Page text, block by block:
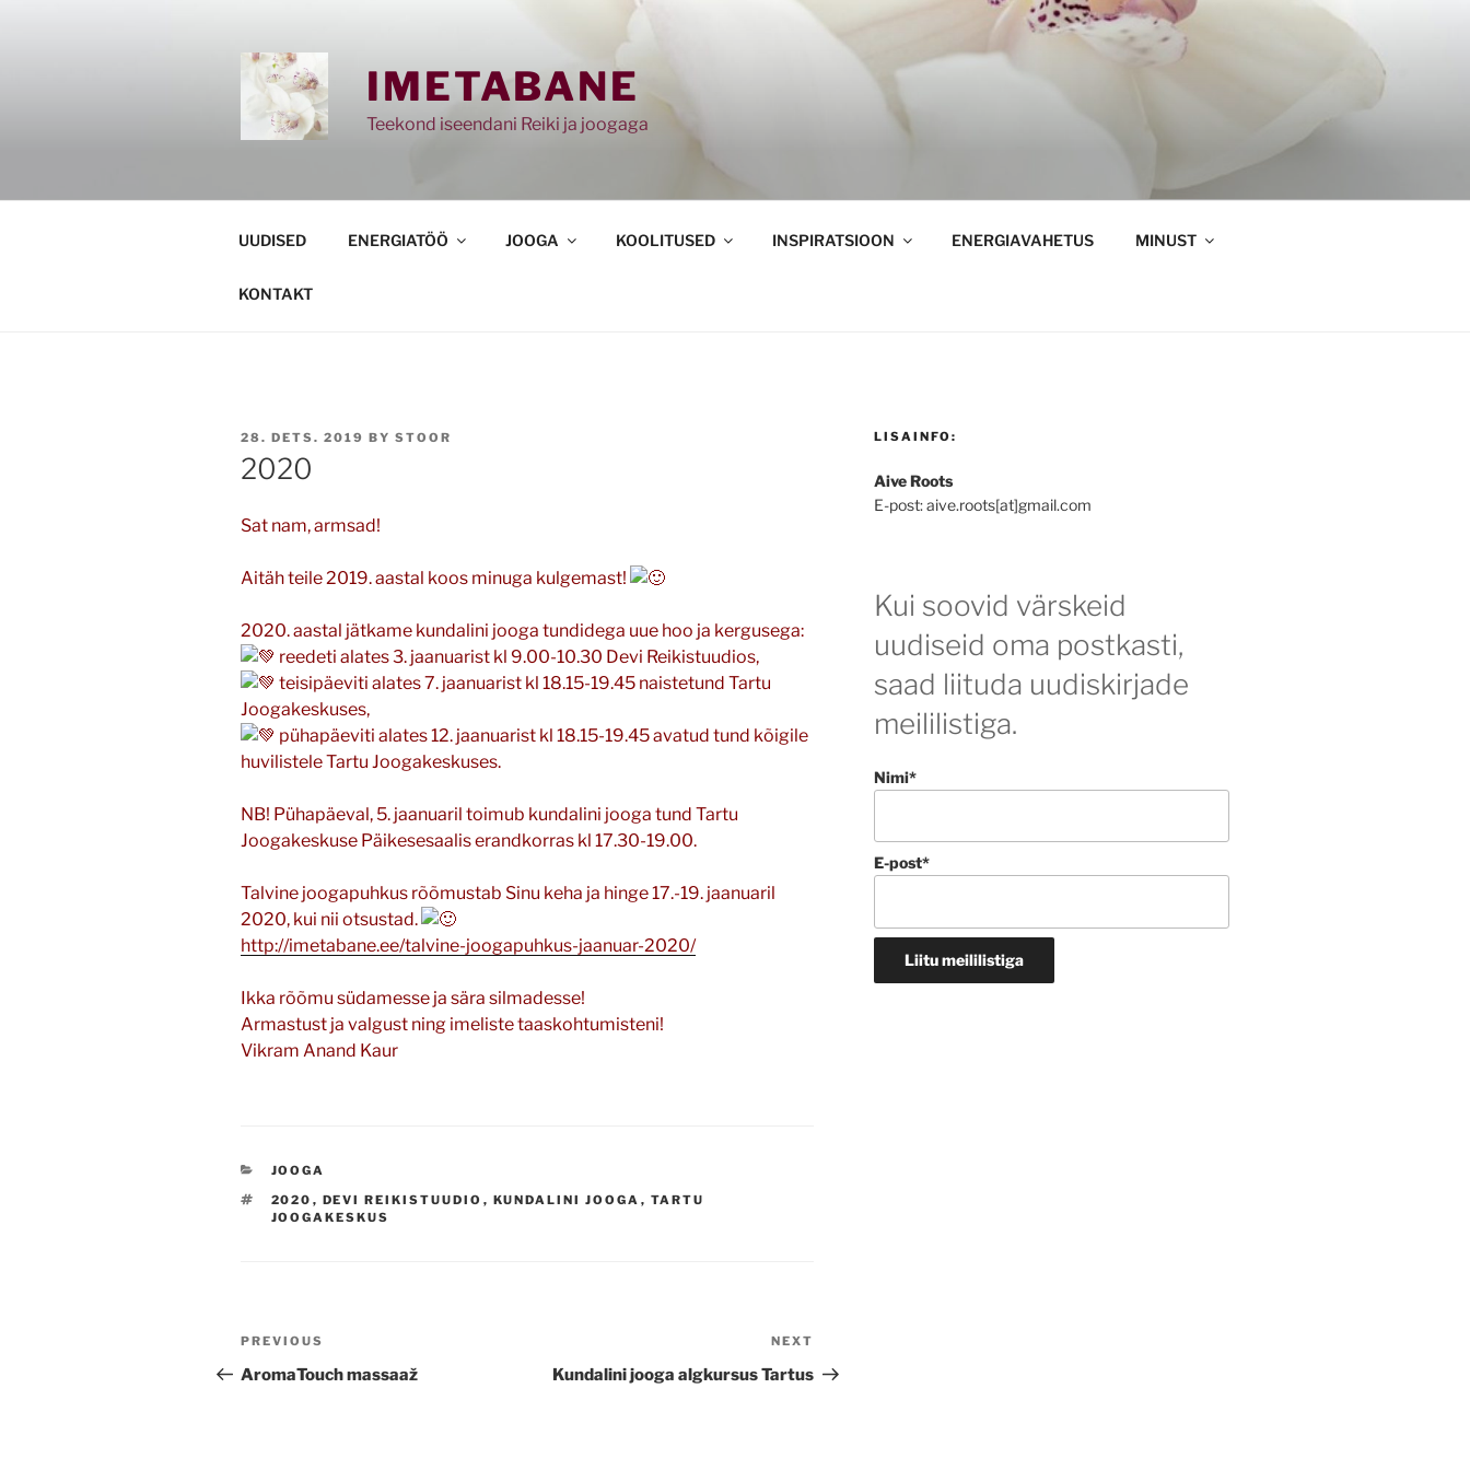
IMETABANE
Teekond iseendani Reiki ja joogaga
UUDISED ENERGIATÖÖ JOOGA KOOLITUSED INSPIRATSIOON ENERGIAVAHETUS MINUST
KONTAKT
POSTED
ON
28. DETS. 2019 BY STOOR
2020
Sat nam, armsad!
Aitäh teile 2019. aastal koos minuga kulgemast!
2020. aastal jätkame kundalini jooga tundidega uue hoo ja kergusega:
reedeti alates 3. jaanuarist kl 9.00-10.30 Devi Reikistuudios,
teisipäeviti alates 7. jaanuarist kl 18.15-19.45 naistetund Tartu
Joogakeskuses,
pühapäeviti alates 12. jaanuarist kl 18.15-19.45 avatud tund kõigile
huvilistele Tartu Joogakeskuses.
NB! Pühapäeval, 5. jaanuaril toimub kundalini jooga tund Tartu
Joogakeskuse Päikesesaalis erandkorras kl 17.30-19.00.
Talvine joogapuhkus rõõmustab Sinu keha ja hinge 17.-19. jaanuaril
2020, kui nii otsustad.
http://imetabane.ee/talvine-joogapuhkus-jaanuar-2020/
Ikka rõõmu südamesse ja sära silmadesse!
Armastust ja valgust ning imeliste taaskohtumisteni!
Vikram Anand Kaur
CATEGORIES
JOOGA
TAGS
2020 , DEVI REIKISTUUDIO , KUNDALINI JOOGA , TARTU
JOOGAKESKUS
Navigeerimine
Previous
Post
PREVIOUS
AromaTouch massaaž
Post
NEXT
Kundalini jooga algkursus Tartus
LISAINFO:
Aive Roots
E-post: aive.roots[at]gmail.com
Kui soovid värskeid
uudiseid oma postkasti,
saad liituda uudiskirjade
meililistiga.
Nimi*
E-post*